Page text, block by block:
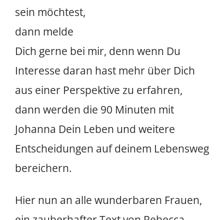
Dich gerne bei mir, denn wenn Du
Interesse daran hast mehr über Dich
aus einer Perspektive zu erfahren,
dann werden die 90 Minuten mit
Johanna Dein Leben und weitere
Entscheidungen auf deinem Lebensweg
bereichern.
Hier nun an alle wunderbaren Frauen,
Lina: